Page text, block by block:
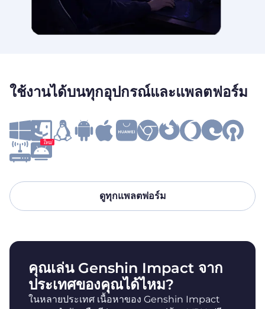
ใช้งานได้บนทุกอุปกรณ์และแพลตฟอร์ม
ใหม่
ดูทุกแพลตฟอร์ม
คุณเล่น Genshin Impact จาก
ประเทศของคุณได้ไหม?
ในหลายประเทศ เนื้อหาของ Genshin Impact